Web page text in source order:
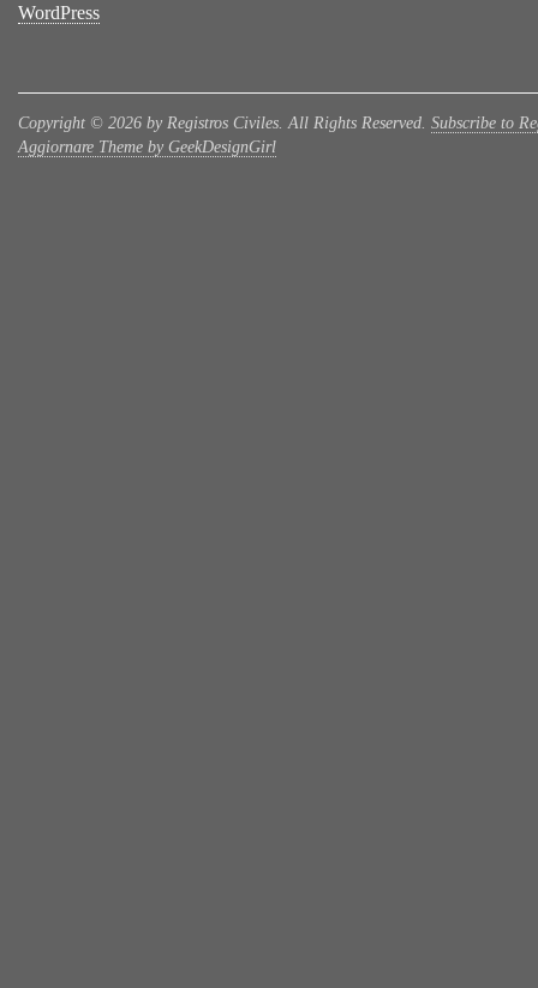
WordPress
Copyright © 2026 by Registros Civiles. All Rights Reserved. Subscribe to
Aggiornare Theme by GeekDesignGirl